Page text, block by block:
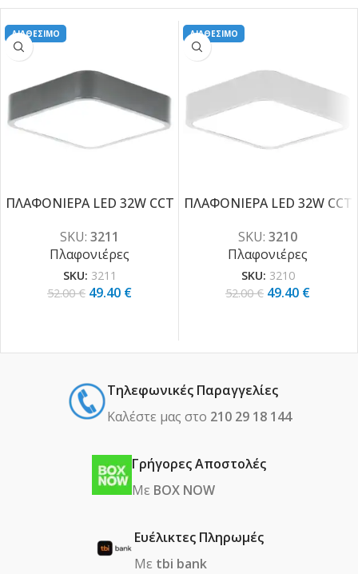
ΔΙΑΘΕΣΙΜΟ
ΠΛΑΦΟΝΙΕΡΑ LED 32W CCT
SKU: 3211
Πλαφονιέρες
SKU: 3211
52.00€ 49.40 €
ΔΙΑΘΕΣΙΜΟ
ΠΛΑΦΟΝΙΕΡΑ LED 32W CCT
SKU: 3210
Πλαφονιέρες
SKU: 3210
52.00€ 49.40 €
Τηλεφωνικές Παραγγελίες
Καλέστε μας στο 210 29 18 144
Γρήγορες Αποστολές
Με BOX NOW
Ευέλικτες Πληρωμές
Με tbi bank